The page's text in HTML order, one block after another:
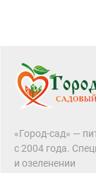
«Город-сад» —
с 2004 года.
и озеленении